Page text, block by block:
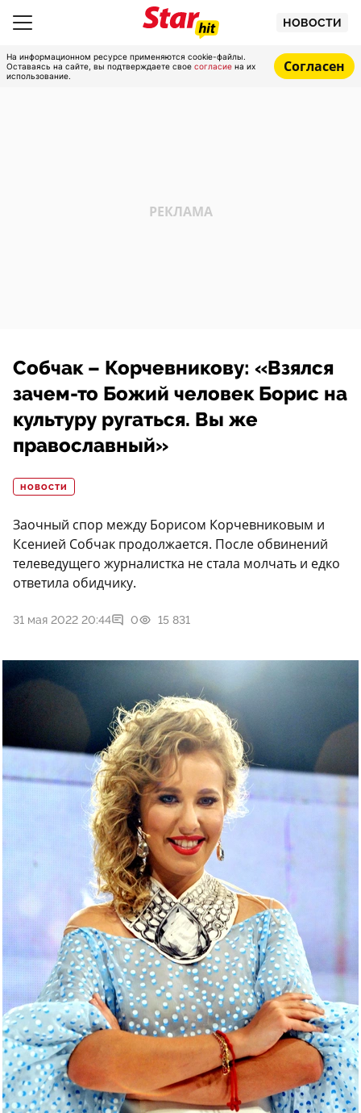
НОВОСТИ
На информационном ресурсе применяются cookie-файлы.
Оставаясь на сайте, вы подтверждаете свое согласие на их
использование.
Согласен
Собчак – Корчевникову: «Взялся
зачем-то Божий человек Борис на
культуру ругаться. Вы же
православный»
НОВОСТИ
Заочный спор между Борисом Корчевниковым и
Ксенией Собчак продолжается. После обвинений
телеведущего журналистка не стала молчать и едко
ответила обидчику.
31 мая 2022 20:44 0 15 831